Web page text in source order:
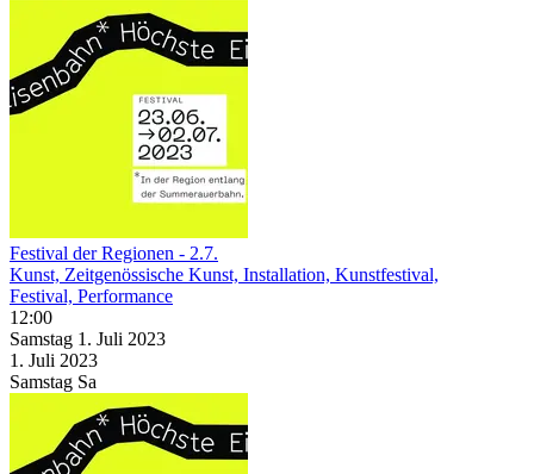
Festival der Regionen - 2.7.
Kunst, Zeitgenössische Kunst, Installation, Kunstfestival,
Festival, Performance
12:00
Samstag 1. Juli 2023
1. Juli 2023
Samstag Sa